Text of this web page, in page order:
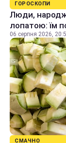
ГОРОСКОПИ
Люди,
лопатою: їм
06 серпня 2026,
СМАЧНО